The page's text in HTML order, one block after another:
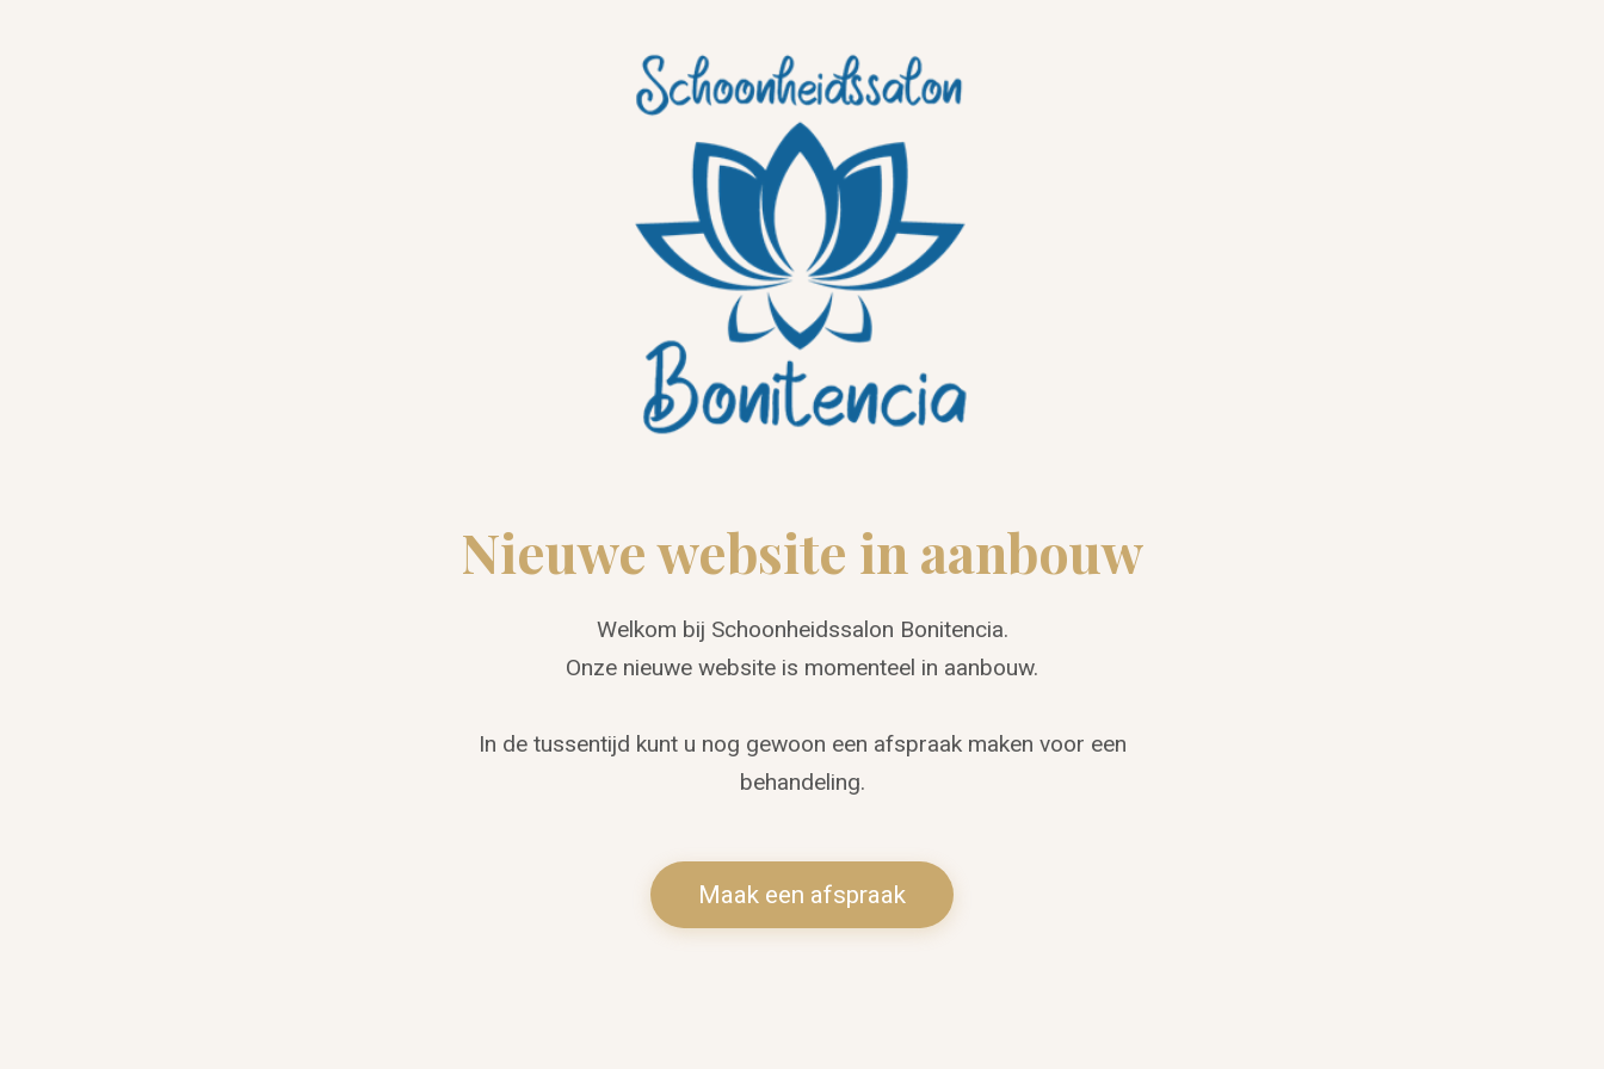
Nieuwe website in aanbouw
Welkom bij Schoonheidssalon Bonitencia.
Onze nieuwe website is momenteel in aanbouw.
In de tussentijd kunt u nog gewoon een afspraak maken voor een
behandeling.
Maak een afspraak